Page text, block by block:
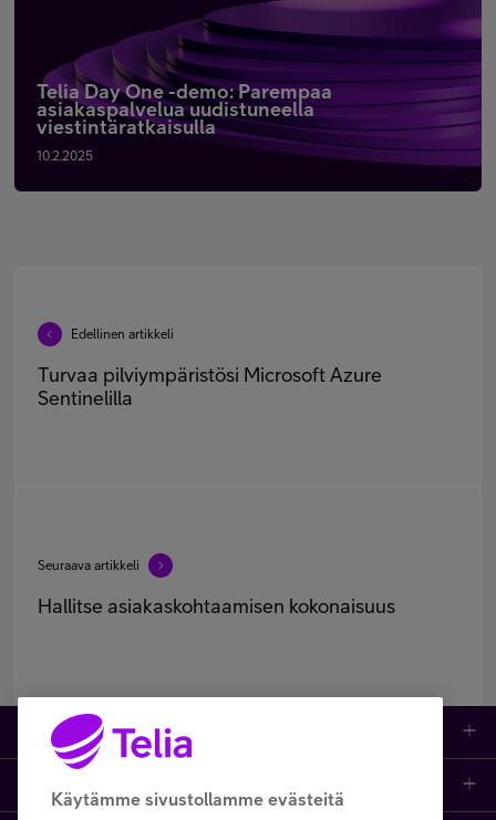
Telia Day One -demo: Parempaa
asiakaspalvelua uudistuneella
viestintäratkaisulla
10.2.2025
Edellinen artikkeli
Turvaa pilviympäristösi Microsoft Azure
Sentinelilla
Seuraava artikkeli
Hallitse asiakaskohtaamisen kokonaisuus
Tuotteet
Käytämme sivustollamme evästeitä